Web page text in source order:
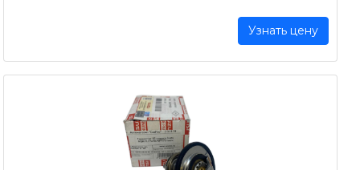
Узнать цену